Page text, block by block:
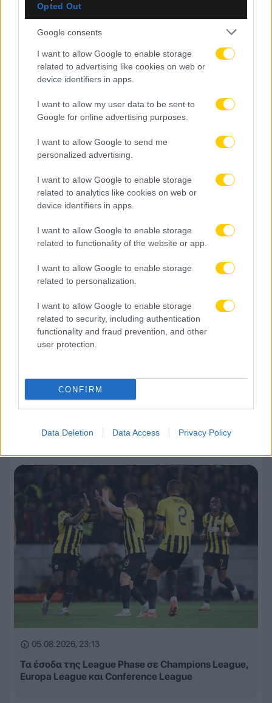
Opted Out
Google consents
I want to allow Google to enable storage
related to advertising like cookies on web or
device identifiers in apps.
I want to allow my user data to be sent to
Google for online advertising purposes.
I want to allow Google to send me
personalized advertising.
I want to allow Google to enable storage
related to analytics like cookies on web or
device identifiers in apps.
I want to allow Google to enable storage
related to functionality of the website or app.
I want to allow Google to enable storage
related to personalization.
I want to allow Google to enable storage
related to security, including authentication
functionality and fraud prevention, and other
user protection.
CONFIRM
Data Deletion Data Access Privacy Policy
Σόφιας (VIDEO)
Μετριότατος ο Παναθηναϊκός, έμεινε στο 1-1 με
την ΤΣΣΚΑ 1948 Σόφιας στο ΟΑΚΑ
05.08.2026, 23:13
Τα έσοδα της League Phase σε Champions League,
Europa League και Conference League